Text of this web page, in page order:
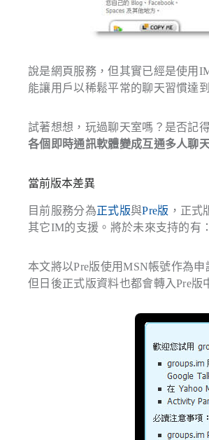
說是網頁服務，但其實已經是使用
能讓用戶以稀鬆平常的聊天習慣達
試著想想，玩過聊天室嗎？是否記
各個即時通訊軟體變成互通多人聊
當前版本差異
目前服務分為正式版與Pre版 ，正
其它IM的支援。 將於未來支持的有
本文將以Pre版使用MSN帳號作為
但日後正式版資料也都會轉入Pre版